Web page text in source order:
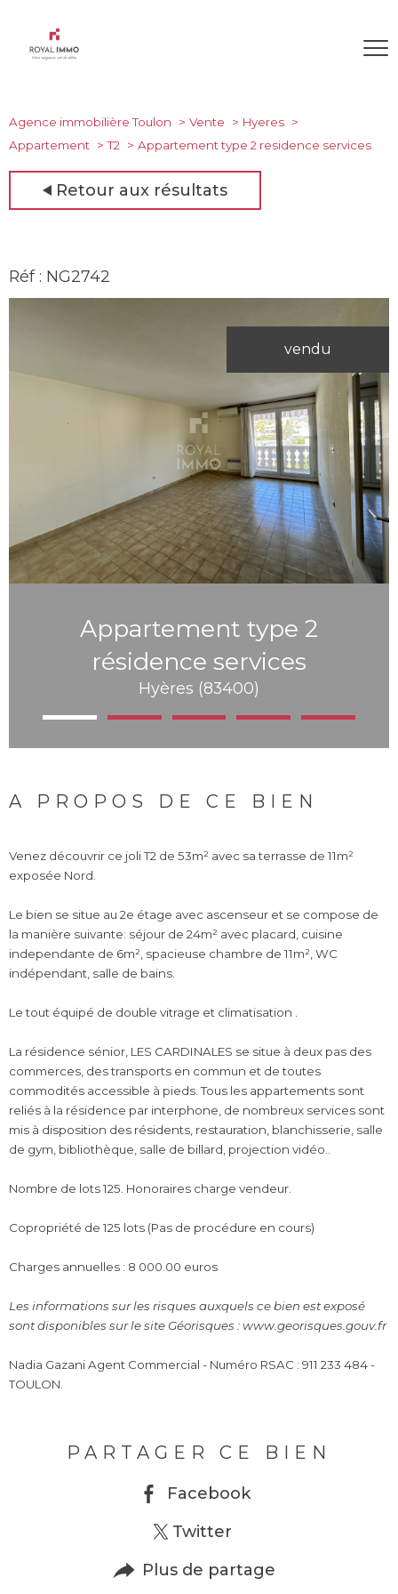
Agence immobilière Toulon Vente
Hyeres
Appartement
T2 Appartement type 2 residence services
Retour aux résultats
Réf : NG2742
vendu
Appartement type 2
résidence services
Hyères (83400)
A PROPOS DE CE BIEN
Venez découvrir ce joli T2 de 53m² avec sa terrasse de 11m²
exposée Nord.
Le bien se situe au 2e étage avec ascenseur et se compose de
la manière suivante: séjour de 24m² avec placard, cuisine
independante de 6m², spacieuse chambre de 11m², WC
indépendant, salle de bains.
Le tout équipé de double vitrage et climatisation .
La résidence sénior, LES CARDINALES se situe à deux pas des
commerces, des transports en commun et de toutes
commodités accessible à pieds. Tous les appartements sont
reliés à la résidence par interphone, de nombreux services sont
mis à disposition des résidents, restauration, blanchisserie, salle
de gym, bibliothèque, salle de billard, projection vidéo..
Nombre de lots 125. Honoraires charge vendeur.
Copropriété de 125 lots (Pas de procédure en cours)
Charges annuelles : 8 000.00 euros
Les informations sur les risques auxquels ce bien est exposé
sont disponibles sur le site Géorisques : www.georisques.gouv.fr
Nadia Gazani Agent Commercial - Numéro RSAC : 911 233 484 -
TOULON.
PARTAGER CE BIEN
Facebook
Twitter
Plus de partage